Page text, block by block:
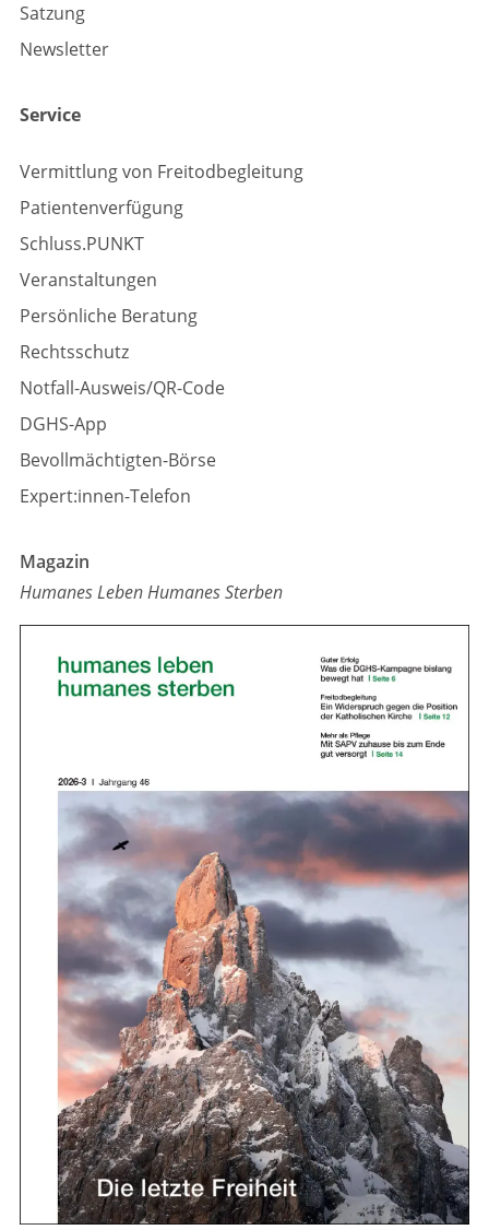
Satzung
Newsletter
Service
Vermittlung von Freitodbegleitung
Patientenverfügung
Schluss.PUNKT
Veranstaltungen
Persönliche Beratung
Rechtsschutz
Notfall-Ausweis/QR-Code
DGHS-App
Bevollmächtigten-Börse
Expert:innen-Telefon
Magazin
Humanes Leben Humanes Sterben